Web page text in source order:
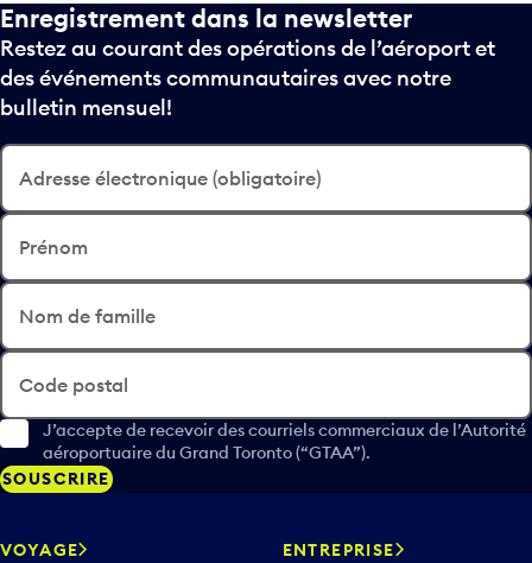
Enregistrement dans la newsletter
Restez au courant des opérations de l’aéroport et
des événements communautaires avec notre
bulletin mensuel!
Adresse électronique (obligatoire)
Prénom
Nom de famille
Code postal
J’accepte de recevoir des courriels commerciaux de l’Autorité
aéroportuaire du Grand Toronto (“GTAA”).
SOUSCRIRE
VOYAGE ENTREPRISE